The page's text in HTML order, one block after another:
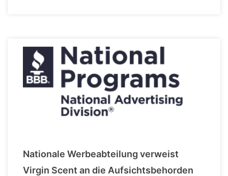
Nationale Werbeabteilung verweist
Virgin Scent an die Aufsichtsbehorden